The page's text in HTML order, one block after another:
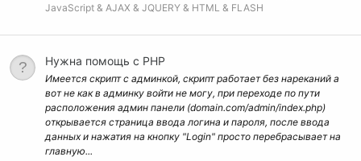
JavaScript & AJAX & JQUERY & HTML & FLASH
Нужна помощь с PHP
Имеется скрипт с админкой, скрипт работает без нареканий а
вот не как в админку войти не могу, при переходе по пути
расположения админ панели (domain.com/admin/index.php)
открывается страница ввода логина и пароля, после ввода
данных и нажатия на кнопку "Login" просто перебрасывает на
главную...